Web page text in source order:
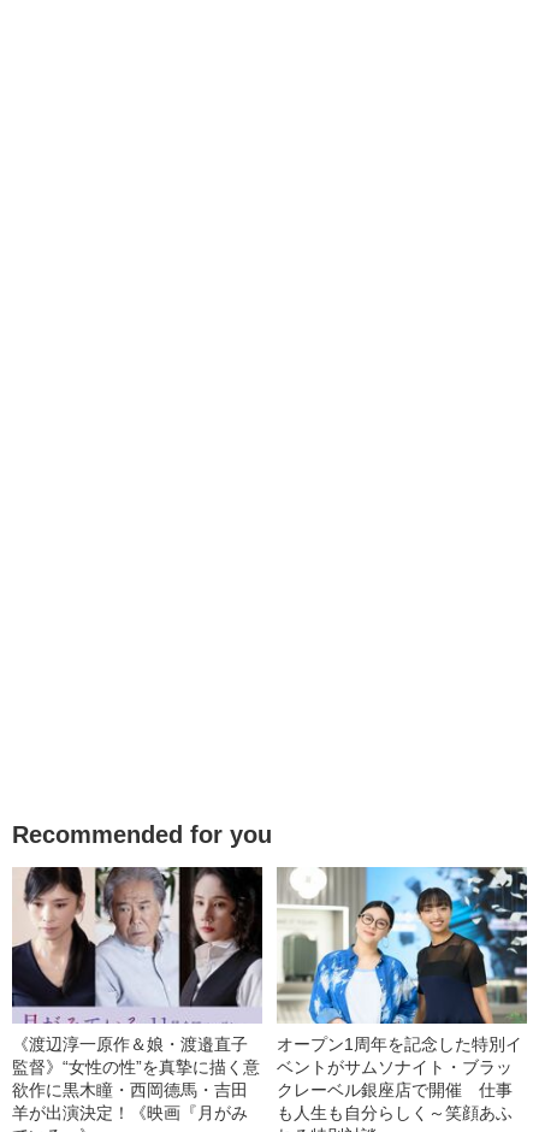
Recommended for you
《渡辺淳一原作＆娘・渡邉直子
監督》“女性の性”を真摯に描く意
欲作に黒木瞳・西岡德馬・吉田
羊が出演決定！《映画『月がみ
オープン1周年を記念した特別イ
ベントがサムソナイト・ブラッ
クレーベル銀座店で開催 仕事
も人生も自分らしく～笑顔あふ